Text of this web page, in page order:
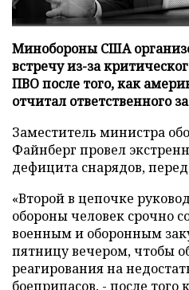
Минобороны США
встречу из-за
ПВО после того, как
отчитал ответственного
Заместитель министра
Файнберг провел
дефицита снарядов,
«Второй в цепочке
обороны человек срочно
военным и оборонным
пятницу вечером, чтобы
реагирования на
боеприпасов, - после